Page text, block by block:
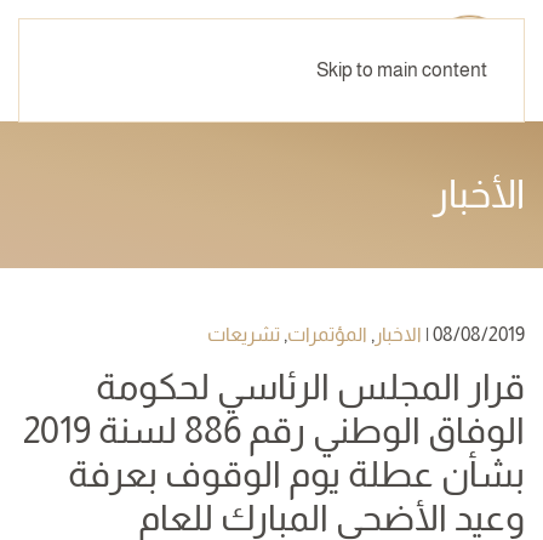
Skip to main content
الأخبار
08/08/2019
| الاخبار , المؤتمرات, تشريعات
قرار المجلس الرئاسي لحكومة
الوفاق الوطني رقم 886 لسنة 2019
بشأن عطلة يوم الوقوف بعرفة
وعيد الأضحى المبارك للعام